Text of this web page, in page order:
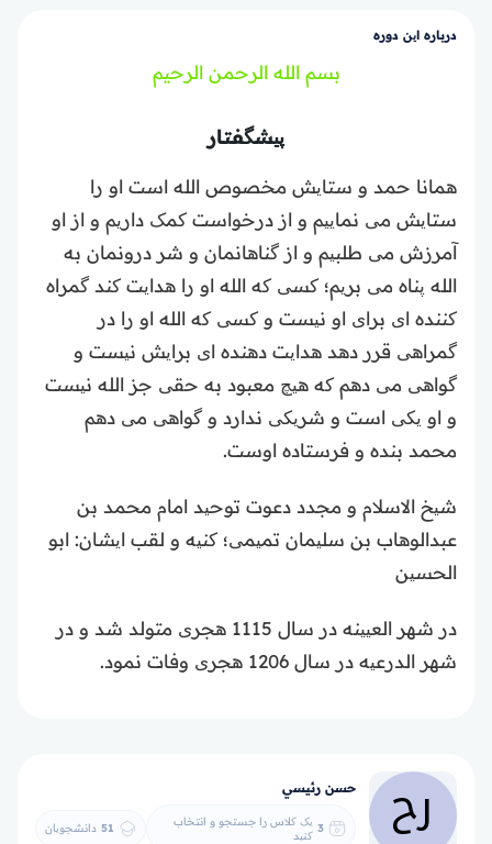
درباره این دوره
بسم الله الرحمن الرحيم
پیشگفتار
همانا حمد و ستایش مخصوص الله است او را
ستایش می نماییم و از درخواست کمک داریم و از او
آمرزش می طلبیم و از گناهانمان و شر درونمان به
الله پناه می بریم؛ کسی که الله او را هدایت کند گمراه
کننده ای برای او نیست و کسی که الله او را در
گمراهی قرر دهد هدایت دهنده ای برایش نیست و
گواهی می دهم که هیچ معبود به حقی جز الله نیست
و او یکی است و شریکی ندارد و گواهی می دهم
محمد بنده و فرستاده اوست.
شیخ الاسلام و مجدد دعوت توحید امام محمد بن
عبدالوهاب بن سلیمان تمیمی؛ کنیه و لقب ایشان: ابو
الحسین
در شهر العیینه در سال 1115 هجری متولد شد و در
شهر الدرعیه در سال 1206 هجری وفات نمود.
حسن رئيسي
3
یک کلاس را جستجو و انتخاب
کنید
51 دانشجویان